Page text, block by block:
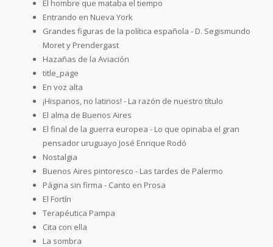
El hombre que mataba el tiempo
Entrando en Nueva York
Grandes figuras de la política española - D. Segismundo
Moret y Prendergast
Hazañas de la Aviación
title_page
En voz alta
¡Hispanos, no latinos! - La razón de nuestro título
El alma de Buenos Aires
El final de la guerra europea - Lo que opinaba el gran
pensador uruguayo José Enrique Rodó
Nostalgia
Buenos Aires pintoresco - Las tardes de Palermo
Página sin firma - Canto en Prosa
El Fortín
Terapéutica Pampa
Cita con ella
La sombra